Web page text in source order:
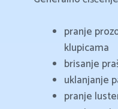
pranje
klupicama
brisanje
uklanjanje
pranje